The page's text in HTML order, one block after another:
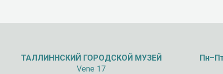
ТАЛЛИННСКИЙ ГОРОДСКОЙ МУЗЕЙ
Vene 17